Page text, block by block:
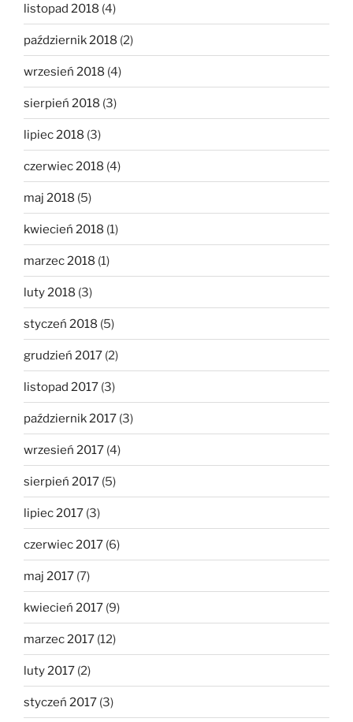
listopad 2018 (4)
październik 2018 (2)
wrzesień 2018 (4)
sierpień 2018 (3)
lipiec 2018 (3)
czerwiec 2018 (4)
maj 2018 (5)
kwiecień 2018 (1)
marzec 2018 (1)
luty 2018 (3)
styczeń 2018 (5)
grudzień 2017 (2)
listopad 2017 (3)
październik 2017 (3)
wrzesień 2017 (4)
sierpień 2017 (5)
lipiec 2017 (3)
czerwiec 2017 (6)
maj 2017 (7)
kwiecień 2017 (9)
marzec 2017 (12)
luty 2017 (2)
styczeń 2017 (3)